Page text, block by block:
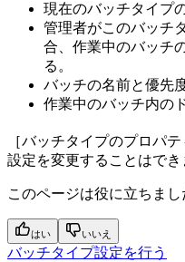
現在のバッチタイプ
管理者がこのバッチ
合、作業中のバッチ
る。
バッチの名前と優先
作業中のバッチ内の
［バッチタイプのプロパ
設定を変更することはでき
このページは役に立ちまし
はい いいえ
バッチタイプ設定を行う